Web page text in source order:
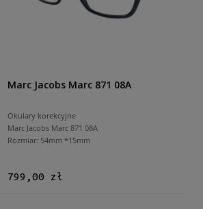
Marc Jacobs Marc 871 08A
Okulary korekcyjne
Marc Jacobs Marc 871 08A
Rozmiar: 54mm *15mm
799,00 zł